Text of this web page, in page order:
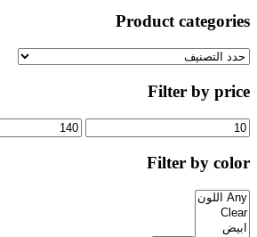
Product categories
Filter by price
Filter by color